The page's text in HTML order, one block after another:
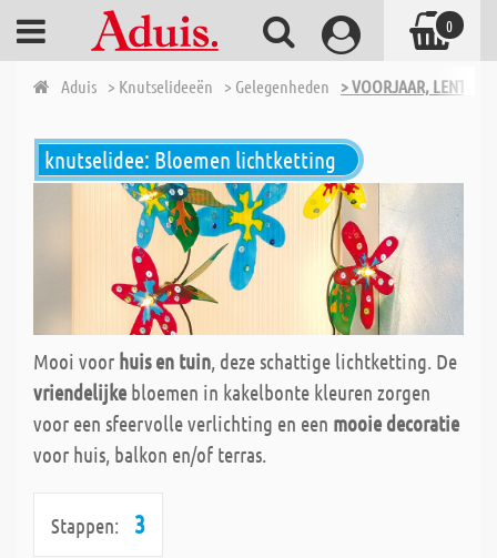
Aduis > Knutselideeën > Gelegenheden > VOORJAAR, LENTE
knutselidee: Bloemen lichtketting
Mooi voor huis en tuin, deze schattige lichtketting. De
vriendelijke bloemen in kakelbonte kleuren zorgen
voor een sfeervolle verlichting en een mooie decoratie
voor huis, balkon en/of terras.
Stappen: 3
0